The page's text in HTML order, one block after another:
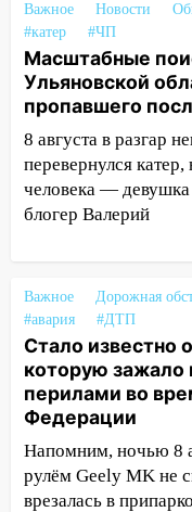
ранения после
Нижнекамск
10:51 В
перехвачены
10:15 Соцсети:
«Калину» в
10:11
Во время
Нижнекамске
10:06
За
месячной
деревьев в
10:00 В
повредил
культуры и
09:20 Момент
машину в
Важное Новости
#катер
#ЧП
Масштабные
Ульяновской
пропавшего
8 августа в разгар
перевернулся
человека — девушка
блогер Валерий
Важное Дорожная
#авария
#ДТП
Стало известно
которую
перилами во
Федерации
Напомним, ночью 8
рулём Geely MK не
врезалась в